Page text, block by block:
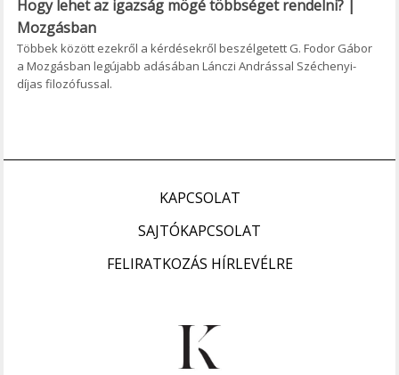
Hogy lehet az igazság mögé többséget rendelni? |
Mozgásban
Többek között ezekről a kérdésekről beszélgetett G. Fodor Gábor
a Mozgásban legújabb adásában Lánczi Andrással Széchenyi-
díjas filozófussal.
KAPCSOLAT
SAJTÓKAPCSOLAT
FELIRATKOZÁS HÍRLEVÉLRE